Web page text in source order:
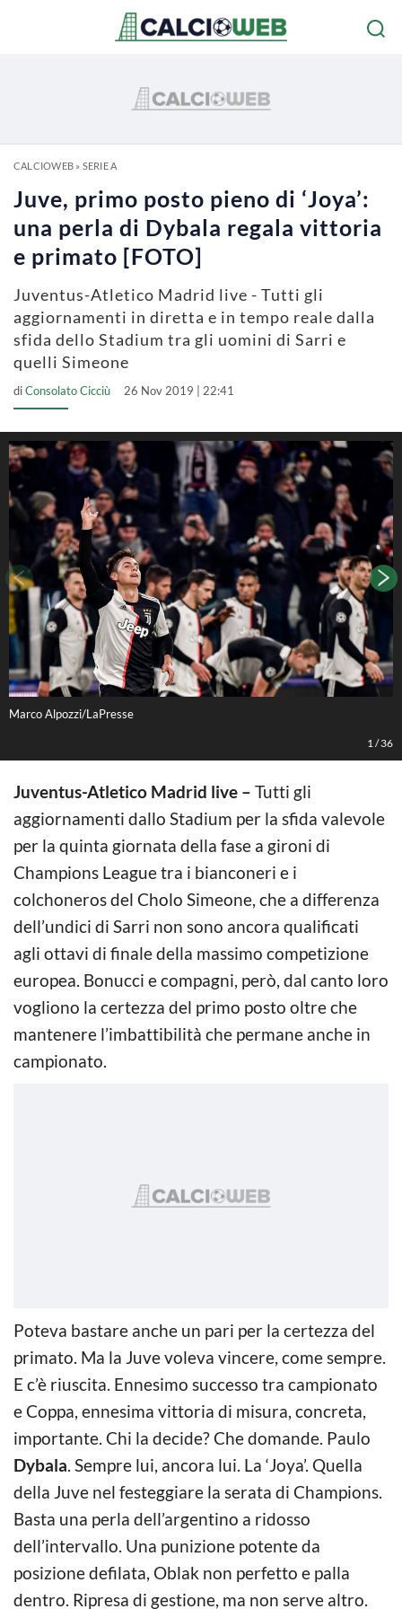
CALCIOWEB» SERIE A
Juve, primo posto pieno di ‘Joya’:
una perla di Dybala regala vittoria
e primato [FOTO]
Juventus-Atletico Madrid live - Tutti gli
aggiornamenti in diretta e in tempo reale dalla
sfida dello Stadium tra gli uomini di Sarri e
quelli Simeone
diConsolato Cicciù 26 Nov 2019 | 22:41
Marco Alpozzi/LaPresse
1 /36
Juventus-Atletico Madrid live – Tutti gli
aggiornamenti dallo Stadium per la sfida valevole
per la quinta giornata della fase a gironi di
Champions League tra i bianconeri e i
colchoneros del Cholo Simeone, che a differenza
dell’undici di Sarri non sono ancora qualificati
agli ottavi di finale della massimo competizione
europea. Bonucci e compagni, però, dal canto loro
vogliono la certezza del primo posto oltre che
mantenere l’imbattibilità che permane anche in
campionato.
Poteva bastare anche un pari per la certezza del
primato. Ma la Juve voleva vincere, come sempre.
E c’è riuscita. Ennesimo successo tra campionato
e Coppa, ennesima vittoria di misura, concreta,
importante. Chi la decide? Che domande. Paulo
Dybala. Sempre lui, ancora lui. La ‘Joya’. Quella
della Juve nel festeggiare la serata di Champions.
Basta una perla dell’argentino a ridosso
dell’intervallo. Una punizione potente da
posizione defilata, Oblak non perfetto e palla
dentro. Ripresa di gestione, ma non serve altro.